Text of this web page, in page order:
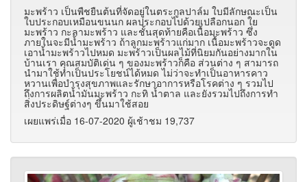
มะพร้าว เป็นพืชยืนต้นที่จัดอยู่ในตระกูลปาล์ม ใบมีลักษณะเป็น
ใบประกอบเหมือนขนนก ผลประกอบไปด้วยเปลือกนอก ใย
มะพร้าว กะลามะพร้าว และชั้นสุดท้ายคือเนื้อมะพร้าว ซึ่ง
ภายในจะมีน้ำมะพร้าว ถ้าลูกมะพร้าวแก่มาก เนื้อมะพร้าวจะดูด
เอาน้ำมะพร้าวไปหมด มะพร้าวเป็นผลไม้ที่นิยมกันอย่างมากใน
บ้านเรา คุณสมบัติเด่น ๆ ของมะพร้าวก็คือ ส่วนต่าง ๆ สามารถ
นำมาใช้ทำเป็นประโยชน์ได้หมด ไม่ว่าจะทำเป็นอาหารคาว
หวานเพื่อบำรุงสุขภาพและรักษาอาการหรือโรคต่าง ๆ รวมไป
ถึงการผลิตน้ำมันมะพร้าว กะทิ น้ำตาล และยังรวมไปถึงการทำ
สิ่งประดิษฐ์ต่างๆ ขึ้นมาใช้สอย
เผยแพร่เมื่อ 16-07-2020 ผู้เช้าชม 19,737